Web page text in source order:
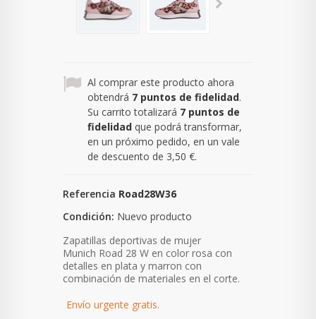
Al comprar este producto ahora
obtendrá 7 puntos de fidelidad.
Su carrito totalizará 7 puntos de
fidelidad que podrá transformar,
en un próximo pedido, en un vale
de descuento de 3,50 €.
Referencia Road28W36
Condición: Nuevo producto
Zapatillas deportivas de mujer
Munich Road 28 W en color rosa con
detalles en plata y marron con
combinación de materiales en el corte.
Envío urgente gratis.